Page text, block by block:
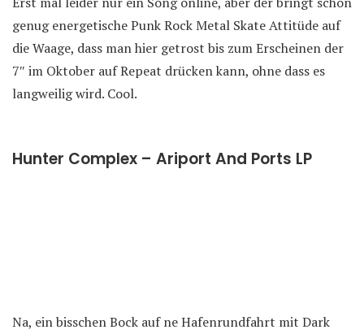
genug energetische Punk Rock Metal Skate Attitüde auf
die Waage, dass man hier getrost bis zum Erscheinen der
7″ im Oktober auf Repeat drücken kann, ohne dass es
langweilig wird. Cool.
Hunter Complex – Ariport And Ports LP
Na, ein bisschen Bock auf ne Hafenrundfahrt mit Dark